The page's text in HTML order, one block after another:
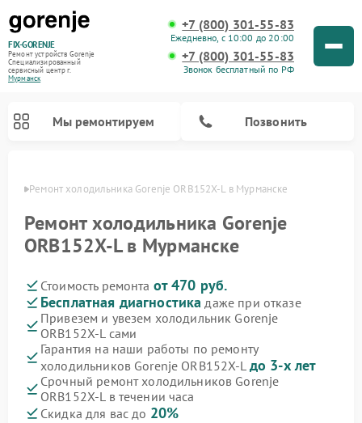
FIX-GORENJE
Ремонт устройств Gorenje
Специализированный
cервисный центр г.
Мурманск
+7 (800) 301-55-83
Ежедневно, с 10:00 до 20:00
+7 (800) 301-55-83
Звонок бесплатный по РФ
Мы ремонтируем Позвонить
Ремонт холодильника Gorenje ORB152X-L в Мурманске
Ремонт холодильника Gorenje
ORB152X-L в Мурманске
Стоимость ремонта от 470 руб.
Бесплатная диагностика даже при отказе
Привезем и увезем холодильник Gorenje
ORB152X-L сами
Гарантия на наши работы по ремонту
холодильников Gorenje ORB152X-L до 3-х лет
Срочный ремонт холодильников Gorenje
ORB152X-L в течении часа
Скидка для вас до 20%